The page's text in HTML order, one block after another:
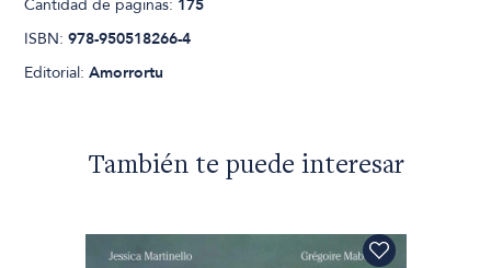
Cantidad de páginas: 175
ISBN:978-950518266-4
Editorial:Amorrortu
También te puede interesar